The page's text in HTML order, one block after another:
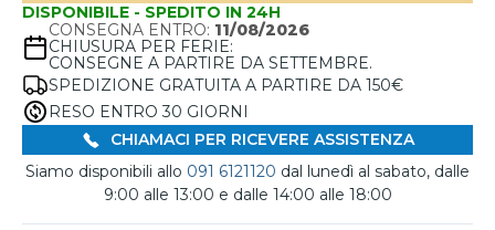
DISPONIBILE - SPEDITO IN 24H
CONSEGNA ENTRO: 11/08/2026
CHIUSURA PER FERIE:
CONSEGNE A PARTIRE DA SETTEMBRE.
SPEDIZIONE GRATUITA A PARTIRE DA 150€
RESO ENTRO 30 GIORNI
CHIAMACI PER RICEVERE ASSISTENZA
Siamo disponibili allo 091 6121120 dal lunedì al sabato, dalle
9:00 alle 13:00 e dalle 14:00 alle 18:00